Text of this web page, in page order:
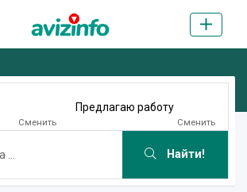
Сменить
Предлагаю работу
Сменить
Найти!